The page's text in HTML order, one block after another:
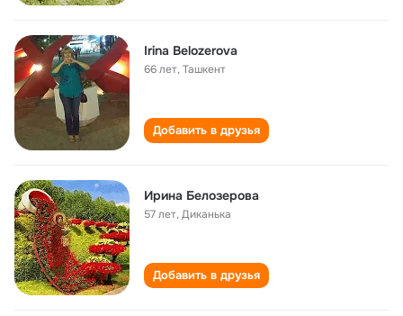
Irina Belozerova
66 лет,Ташкент
Добавить в друзья
Ирина Белозерова
57 лет,Диканька
Добавить в друзья